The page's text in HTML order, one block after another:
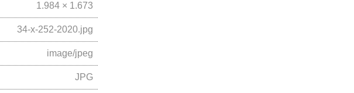
1.984 × 1.673
34-x-252-2020.jpg
image/jpeg
JPG